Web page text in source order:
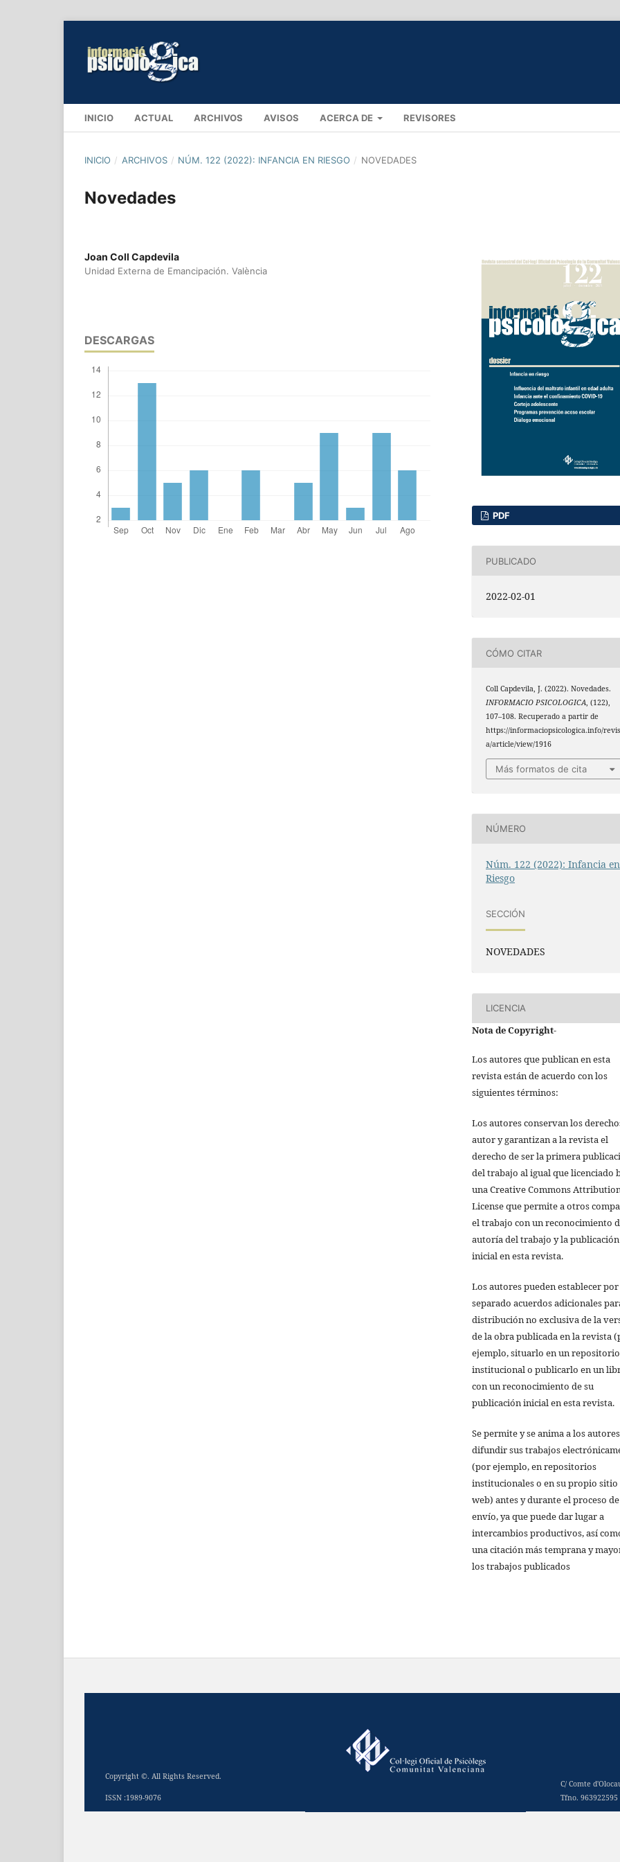
INICIO ACTUAL ARCHIVOS AVISOS ACERCA DE REVISORES
INICIO / ARCHIVOS / NÚM. 122 (2022): INFANCIA EN RIESGO / NOVEDADES
Novedades
Joan Coll Capdevila
Unidad Externa de Emancipación. València
DESCARGAS
PDF
PUBLICADO
2022-02-01
CÓMO CITAR
Coll Capdevila, J. (2022). Novedades.
INFORMACIO PSICOLOGICA, (122),
107–108. Recuperado a partir de
https://informaciopsicologica.info/
a/article/view/1916
Más formatos de cita
NÚMERO
Núm. 122 (2022): Infancia en
Riesgo
SECCIÓN
NOVEDADES
LICENCIA
Nota de Copyright-
Los autores que publican en esta
revista están de acuerdo con los
siguientes términos:
Los autores conservan los
autor y garantizan a la revista el
derecho de ser la primera
del trabajo al igual que licenciado
una Creative Commons
License que permite a otros
el trabajo con un reconocimiento
autoría del trabajo y la publicación
inicial en esta revista.
Los autores pueden establecer por
separado acuerdos adicionales
distribución no exclusiva de la
de la obra publicada en la revista
ejemplo, situarlo en un repositorio
institucional o publicarlo en un
con un reconocimiento de su
publicación inicial en esta revista.
Se permite y se anima a los
difundir sus trabajos
(por ejemplo, en repositorios
institucionales o en su propio sitio
web) antes y durante el proceso de
envío, ya que puede dar lugar a
intercambios productivos, así
una citación más temprana y
los trabajos publicados
Copyright ©. All Rights Reserved.
ISSN :1989-9076
C/ Comte
Tfno. 963922595